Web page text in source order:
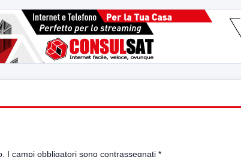
I campi obbligatori sono contrassegnati *